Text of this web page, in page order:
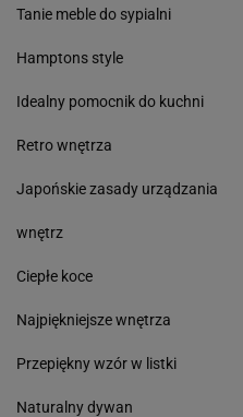
Tanie meble do sypialni
Hamptons style
Idealny pomocnik do kuchni
Retro wnętrza
Japońskie zasady urządzania
wnętrz
Ciepłe koce
Najpiękniejsze wnętrza
Przepiękny wzór w listki
Naturalny dywan